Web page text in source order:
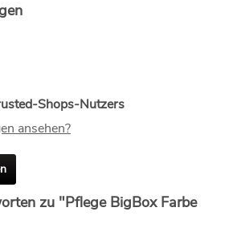
Shops-Nutzers
ansehen?
zu "Pflege BigBox Farbe